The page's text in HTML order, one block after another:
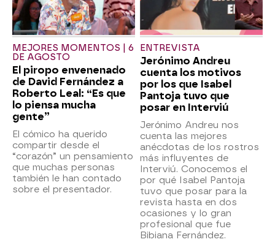
MEJORES MOMENTOS | 6
DE AGOSTO
El piropo envenenado
de David Fernández a
Roberto Leal: “Es que
lo piensa mucha
gente”
El cómico ha querido
compartir desde el
“corazón” un pensamiento
que muchas personas
también le han contado
sobre el presentador.
ENTREVISTA
Jerónimo Andreu
cuenta los motivos
por los que Isabel
Pantoja tuvo que
posar en Interviú
Jerónimo Andreu nos
cuenta las mejores
anécdotas de los rostros
más influyentes de
Interviú. Conocemos el
por qué Isabel Pantoja
tuvo que posar para la
revista hasta en dos
ocasiones y lo gran
profesional que fue
Bibiana Fernández.